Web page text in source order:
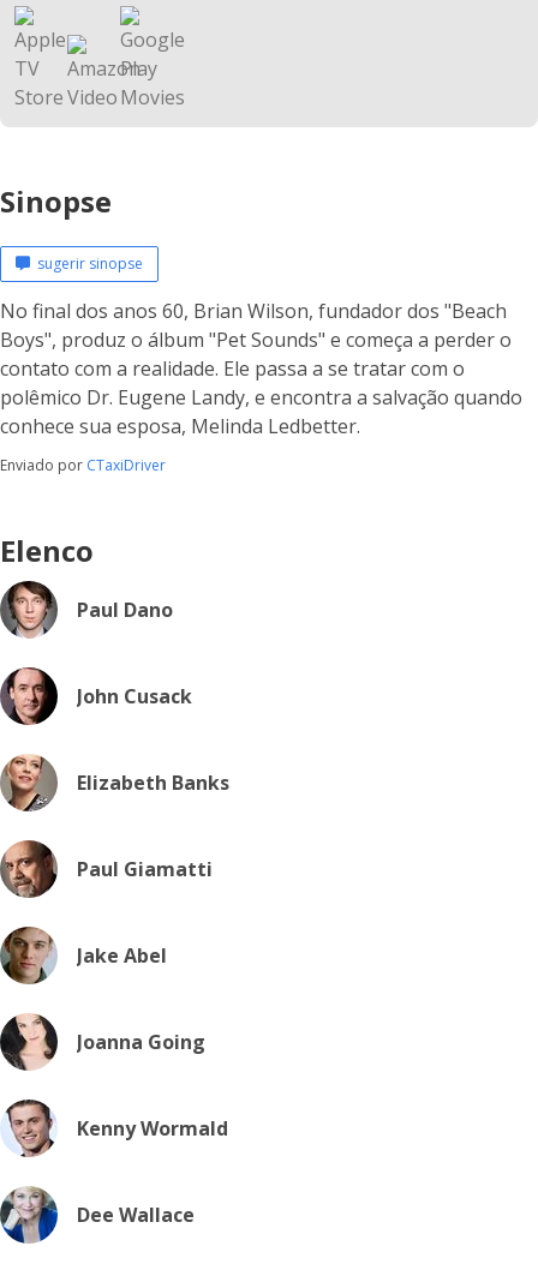
Sinopse
sugerir sinopse
No final dos anos 60, Brian Wilson, fundador dos "Beach
Boys", produz o álbum "Pet Sounds" e começa a perder o
contato com a realidade. Ele passa a se tratar com o
polêmico Dr. Eugene Landy, e encontra a salvação quando
conhece sua esposa, Melinda Ledbetter.
Enviado por CTaxiDriver
Elenco
Paul Dano
John Cusack
Elizabeth Banks
Paul Giamatti
Jake Abel
Joanna Going
Kenny Wormald
Dee Wallace